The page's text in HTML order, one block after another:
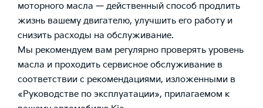
моторного масла — действенный способ продлить
жизнь вашему двигателю, улучшить его работу и
снизить расходы на обслуживание.
Мы рекомендуем вам регулярно проверять уровень
масла и проходить сервисное обслуживание в
соответствии с рекомендациями, изложенными в
«Руководстве по эксплуатации», прилагаемом к